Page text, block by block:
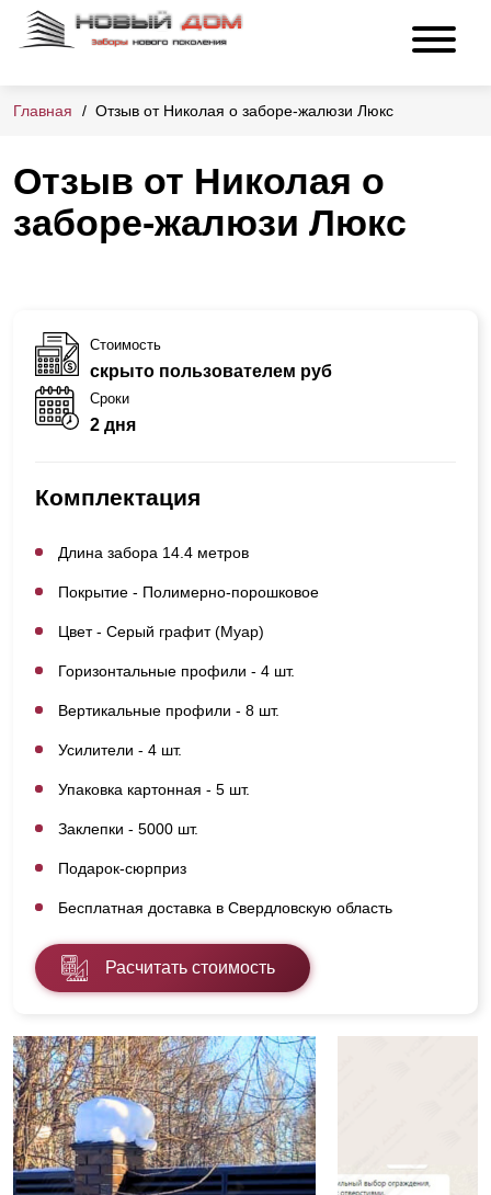
Главная Отзыв от Николая о заборе-жалюзи Люкс
Отзыв от Николая о
заборе-жалюзи Люкс
Стоимость
скрыто пользователем руб
Сроки
2 дня
Комплектация
Длина забора 14.4 метров
Покрытие - Полимерно-порошковое
Цвет - Серый графит (Муар)
Горизонтальные профили - 4 шт.
Вертикальные профили - 8 шт.
Усилители - 4 шт.
Упаковка картонная - 5 шт.
Заклепки - 5000 шт.
Подарок-сюрприз
Бесплатная доставка в Свердловскую область
Расчитать стоимость